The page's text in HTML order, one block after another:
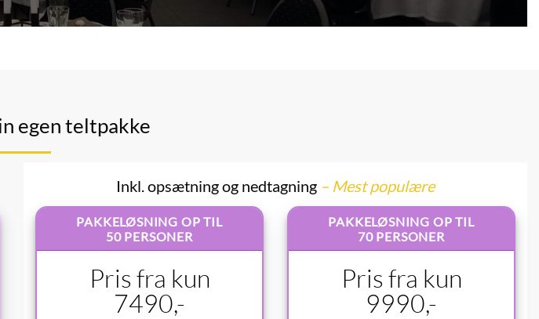
egen teltpakke
Inkl. opsætning og nedtagning – Mest populære
PAKKELØSNING OP TIL
50 PERSONER
Pris fra kun
7490,-
PAKKELØSNING OP TIL
70 PERSONER
Pris fra kun
9990,-